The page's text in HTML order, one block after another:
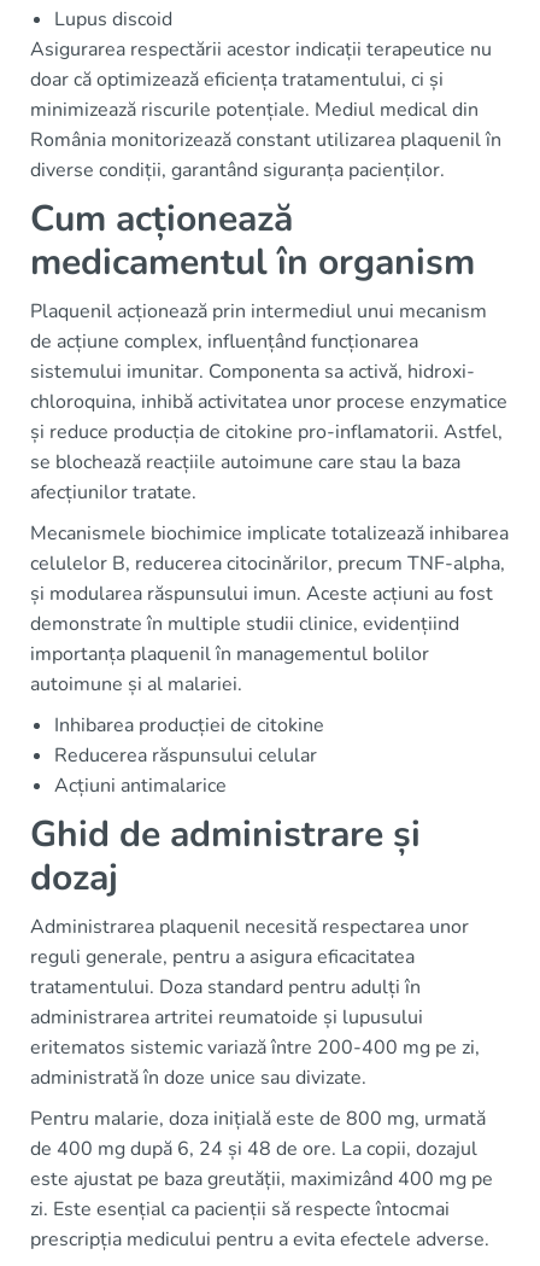
Lupus discoid
Asigurarea respectării acestor indicații terapeutice nu
doar că optimizează eficiența tratamentului, ci și
minimizează riscurile potențiale. Mediul medical din
România monitorizează constant utilizarea plaquenil în
diverse condiții, garantând siguranța pacienților.
Cum acționează
medicamentul în organism
Plaquenil acționează prin intermediul unui mecanism
de acțiune complex, influențând funcționarea
sistemului imunitar. Componenta sa activă, hidroxi-
chloroquina, inhibă activitatea unor procese enzymatice
și reduce producția de citokine pro-inflamatorii. Astfel,
se blochează reacțiile autoimune care stau la baza
afecțiunilor tratate.
Mecanismele biochimice implicate totalizează inhibarea
celulelor B, reducerea citocinărilor, precum TNF-alpha,
și modularea răspunsului imun. Aceste acțiuni au fost
demonstrate în multiple studii clinice, evidențiind
importanța plaquenil în managementul bolilor
autoimune și al malariei.
Inhibarea producției de citokine
Reducerea răspunsului celular
Acțiuni antimalarice
Ghid de administrare și
dozaj
Administrarea plaquenil necesită respectarea unor
reguli generale, pentru a asigura eficacitatea
tratamentului. Doza standard pentru adulți în
administrarea artritei reumatoide și lupusului
eritematos sistemic variază între 200-400 mg pe zi,
administrată în doze unice sau divizate.
Pentru malarie, doza inițială este de 800 mg, urmată
de 400 mg după 6, 24 și 48 de ore. La copii, dozajul
este ajustat pe baza greutății, maximizând 400 mg pe
zi. Este esențial ca pacienții să respecte întocmai
prescripția medicului pentru a evita efectele adverse.